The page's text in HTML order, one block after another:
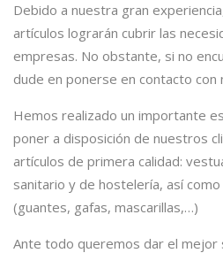
Debido a nuestra gran
artículos lograrán cubrir las
empresas. No obstante, si no
dude en ponerse en contacto con
Hemos realizado un importante
poner a disposición de nuestros
artículos de primera calidad:
sanitario y de hostelería, así
(guantes, gafas, mascarillas,…)
Ante todo queremos dar el mejor